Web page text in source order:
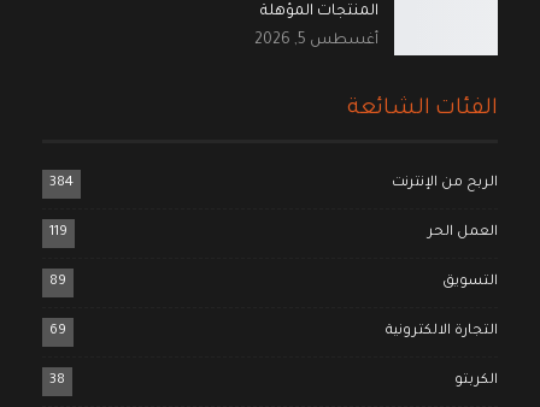
المنتجات المؤهلة
أغسطس 5, 2026
الفئات الشائعة
الربح من الإنترنت 384
العمل الحر 119
التسويق 89
التجارة الالكترونية 69
الكربتو 38